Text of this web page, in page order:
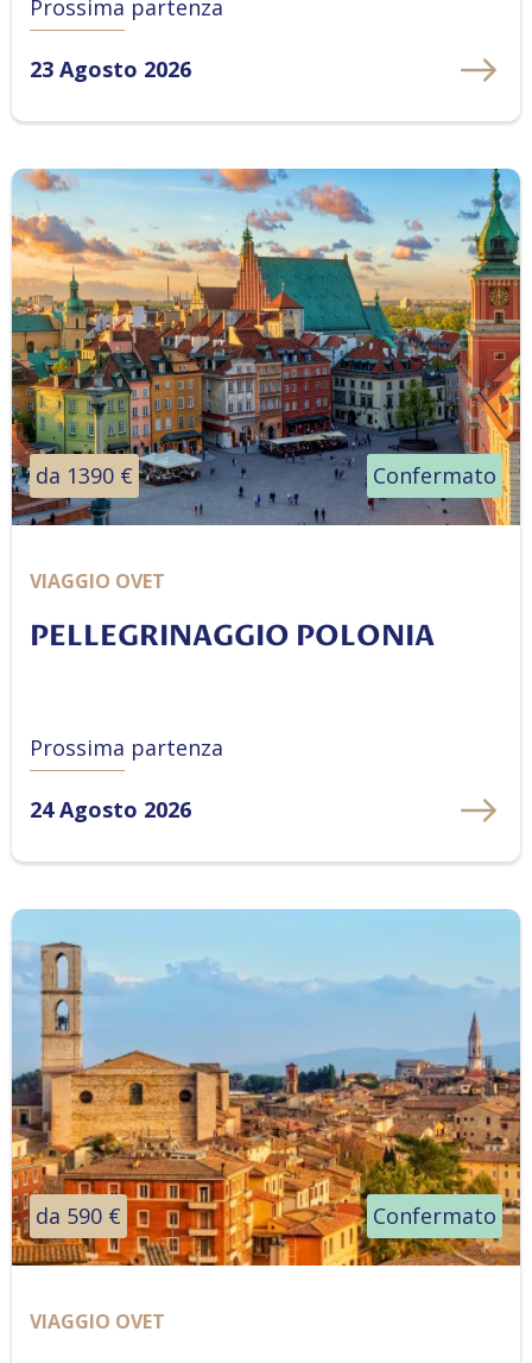
Prossima partenza
23 Agosto 2026
da 1390 € Confermato
VIAGGIO OVET
PELLEGRINAGGIO POLONIA
Prossima partenza
24 Agosto 2026
da 590 € Confermato
VIAGGIO OVET